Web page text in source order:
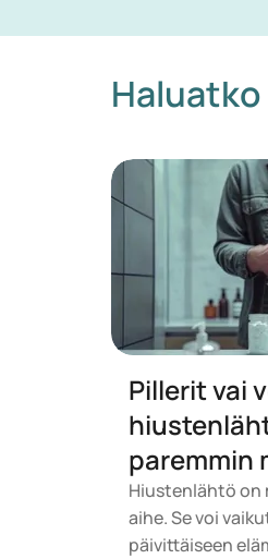
Pillerit vai
paremmin
Hiustenlähtö on
aihe. Se voi
päivittäiseen